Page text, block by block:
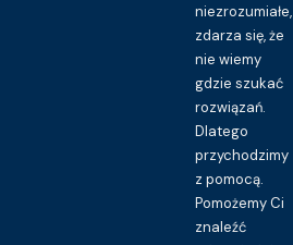
niezrozumiałe,
zdarza się, że
nie wiemy
gdzie szukać
rozwiązań.
Dlatego
przychodzimy
z pomocą.
Pomożemy Ci
znaleźć